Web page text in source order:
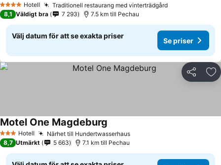
4 StjärnorHotell Traditionell restaurang med vinterträdgårdSe priser
8,1 Väldigt bra 7 293 7.5 km till Pechau
Välj datum för att se exakta priser
Se priser
Dela
3 StjärnorHotell Närhet till HundertwasserhausSe priser
Motel One Magdeburg
8,7 Utmärkt 5 663 7.1 km till Pechau